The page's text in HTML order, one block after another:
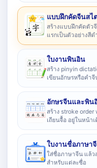
แบบฝึกคัดจีนสไ
สร้างแบบฝึกคัดตัว
แรกเป็นตัวอย่างสี
ใบงานพินอิน
สร้าง pinyin
เขียนอักษรหรือคำ
อักษรจีนและพิน
สร้าง stroke
เถียนจื้อ อยู่ในหน้า
ใบงานชื่อภาษา
ใส่ชื่อภาษาจีน แล้ว
สำหรับแต่ละชื่อ